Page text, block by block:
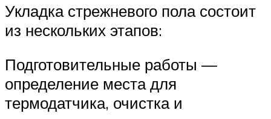
Укладка стрежневого пола состоит
из нескольких этапов:
Подготовительные работы —
определение места для
термодатчика, очистка и